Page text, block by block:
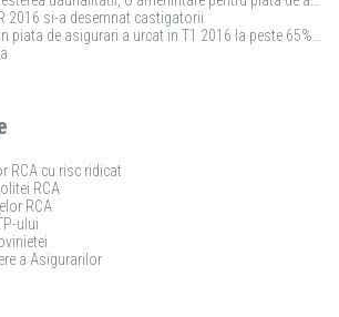
2016 si-a desemnat castigatorii
RCA cu risc ridicat
RCA
RCA
ului
a Asigurarilor